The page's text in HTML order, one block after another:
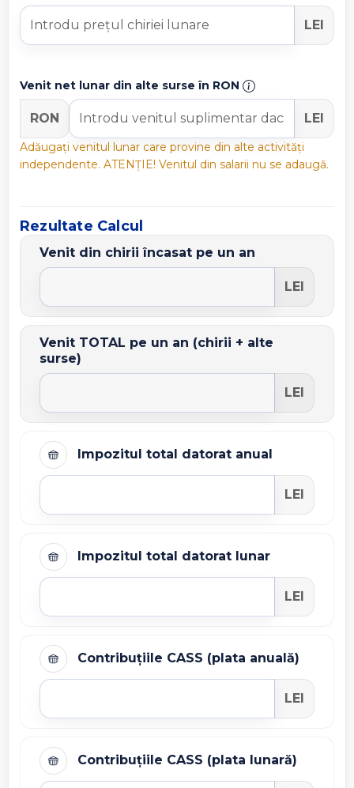
LEI
Venit net lunar din alte surse în RON
RON LEI
Adăugați venitul lunar care provine din alte activități
independente. ATENȚIE! Venitul din salarii nu se adaugă.
Rezultate Calcul
Venit din chirii încasat pe un an
LEI
Venit TOTAL pe un an (chirii + alte
surse)
LEI
Impozitul total datorat anual
LEI
Impozitul total datorat lunar
LEI
Contribuțiile CASS (plata anuală)
LEI
Contribuțiile CASS (plata lunară)